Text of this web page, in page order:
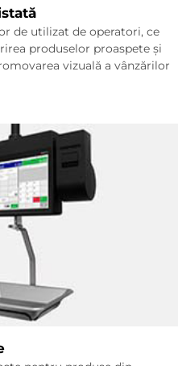
de utilizat de operatori, ce
produselor proaspete și
vizuală a vânzărilor